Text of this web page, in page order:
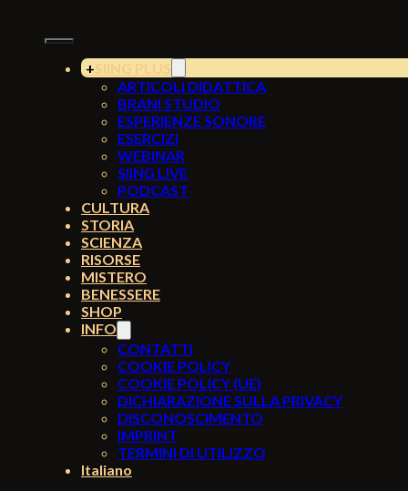
SIING PLUS
ARTICOLI DIDATTICA
BRANI STUDIO
ESPERIENZE SONORE
ESERCIZI
WEBINAR
SIING LIVE
PODCAST
CULTURA
STORIA
SCIENZA
RISORSE
MISTERO
BENESSERE
SHOP
INFO
CONTATTI
COOKIE POLICY
COOKIE POLICY (UE)
DICHIARAZIONE SULLA PRIVACY
DISCONOSCIMENTO
IMPRINT
TERMINI DI UTILIZZO
Italiano